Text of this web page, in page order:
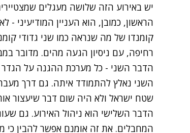
יש באירוע הזה שלושה מעגלים
קומנדו של מה שנראה כמו שני גדודי
רחיפה, עם ניסיון הגעה מהים. מדובר
הדבר השני - כל מערכת ההגנה על
השני נאלץ להתמודד איתה. גם דרך
שטח ישראל ולא היה שום דבר שיעצור
הדבר השלישי הוא ניהול האירוע. גם